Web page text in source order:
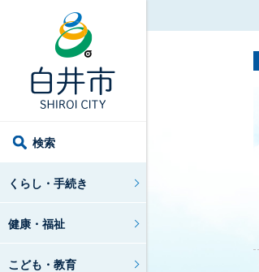
検索
くらし・手続き
健康・福祉
こども・教育